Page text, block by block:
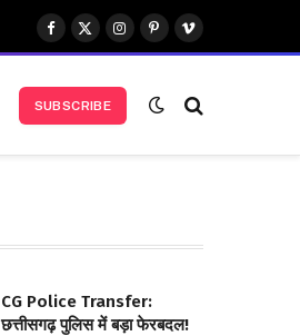
Facebook
X
(Twitter)
Instagram
Pinterest
Vimeo
SUBSCRIBE
CG Police Transfer:
छत्तीसगढ़ पुलिस में बड़ा फेरबदल!